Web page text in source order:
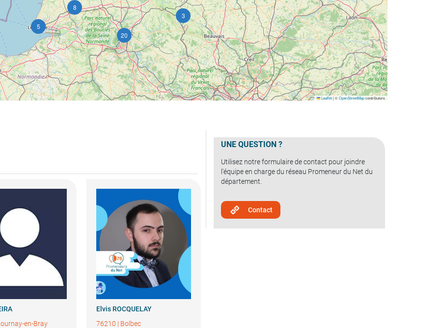
5
8
3
20
Leaflet|©OpenStreetMapcontributors
en-Bray
Elvis ROCQUELAY
76210 | Bolbec
UNE QUESTION ?
Utilisez notre formulaire de contact pour joindre
l'équipe en charge du réseau Promeneur du Net du
département.
Contact